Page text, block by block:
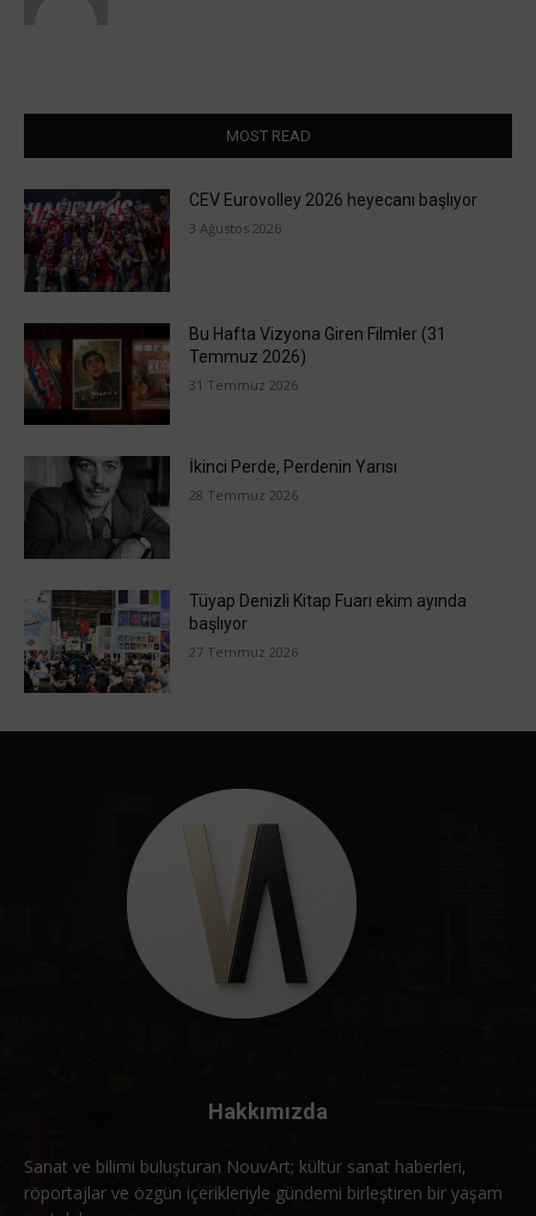
MOST READ
CEV Eurovolley 2026 heyecanı başlıyor
3 Ağustos 2026
Bu Hafta Vizyona Giren Filmler (31
Temmuz 2026)
31 Temmuz 2026
İkinci Perde, Perdenin Yarısı
28 Temmuz 2026
Tüyap Denizli Kitap Fuarı ekim ayında
başlıyor
27 Temmuz 2026
Hakkımızda
Sanat ve bilimi buluşturan NouvArt; kültür sanat haberleri,
röportajlar ve özgün içerikleriyle gündemi birleştiren bir yaşam